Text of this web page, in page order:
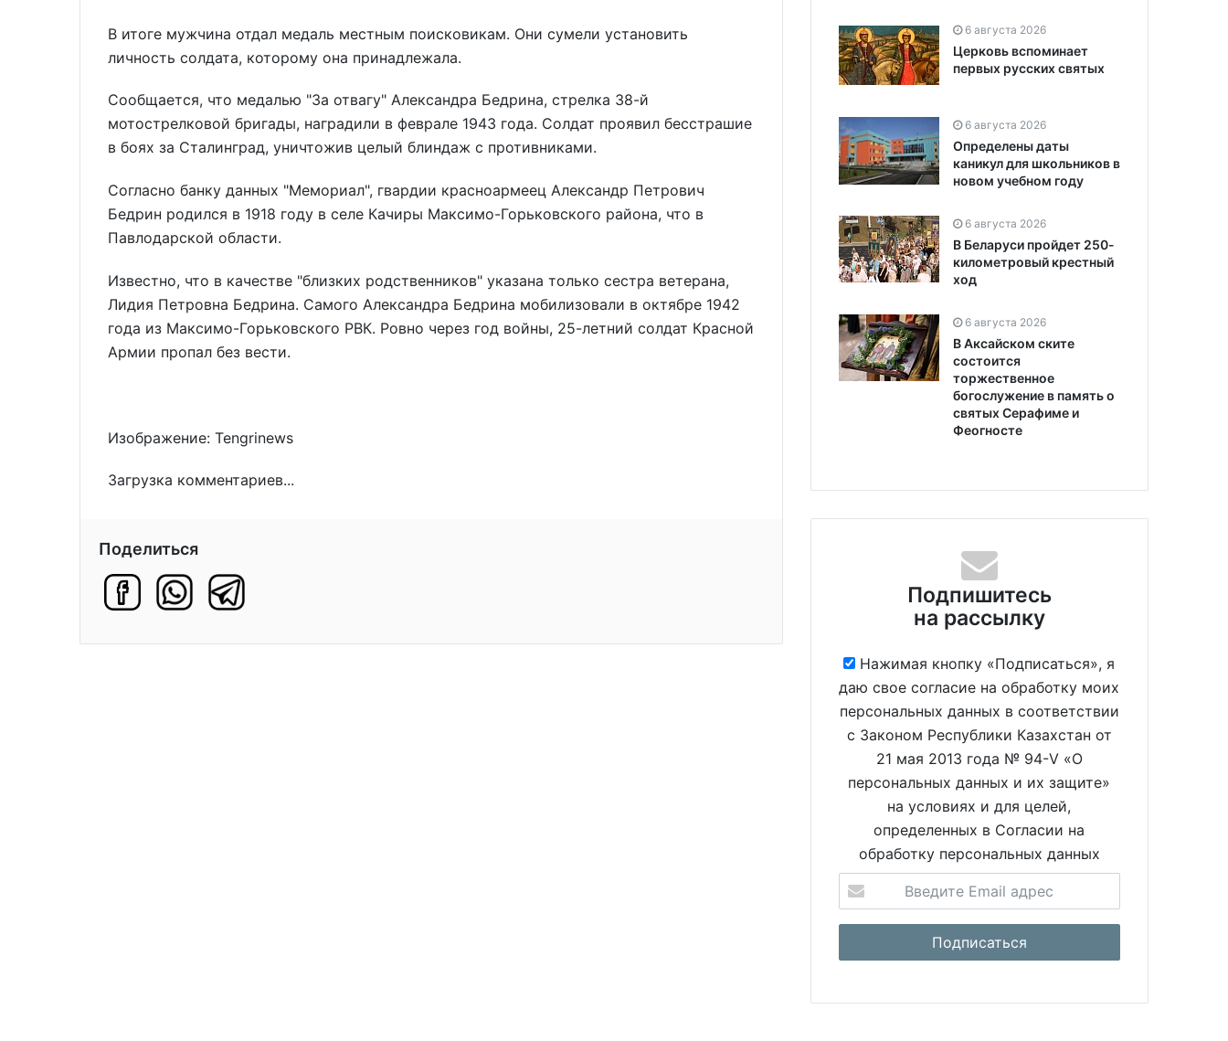
В итоге мужчина отдал медаль местным поисковикам. Они сумели установить
личность солдата, которому она принадлежала.
Сообщается, что медалью "За отвагу" Александра Бедрина, стрелка 38-й
мотострелковой бригады, наградили в феврале 1943 года. Солдат проявил бесстрашие
в боях за Сталинград, уничтожив целый блиндаж с противниками.
Согласно банку данных "Мемориал", гвардии красноармеец Александр Петрович
Бедрин родился в 1918 году в селе Качиры Максимо-Горьковского района, что в
Павлодарской области.
Известно, что в качестве "близких родственников" указана только сестра ветерана,
Лидия Петровна Бедрина. Самого Александра Бедрина мобилизовали в октябре 1942
года из Максимо-Горьковского РВК. Ровно через год войны, 25-летний солдат Красной
Армии пропал без вести.
Изображение: Tengrinews
Загрузка комментариев...
Поделиться
6 августа 2026
Церковь вспоминает
первых русских святых
6 августа 2026
Определены даты
каникул для школьников в
новом учебном году
6 августа 2026
В Беларуси пройдет 250-
километровый крестный
ход
6 августа 2026
В Аксайском ските
состоится
торжественное
богослужение в память о
святых Серафиме и
Феогносте
Подпишитесь
на рассылку
Нажимая кнопку «Подписаться», я
даю свое согласие на обработку моих
персональных данных в соответствии
с Законом Республики Казахстан от
21 мая 2013 года № 94-V «О
персональных данных и их защите»
на условиях и для целей,
определенных в Согласии на
обработку персональных данных